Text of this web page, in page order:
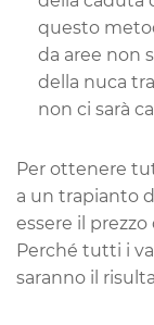
questo
da aree non
della nuca
non ci sarà
Per ottenere
a un trapianto
essere il
Perché tutti i
saranno il